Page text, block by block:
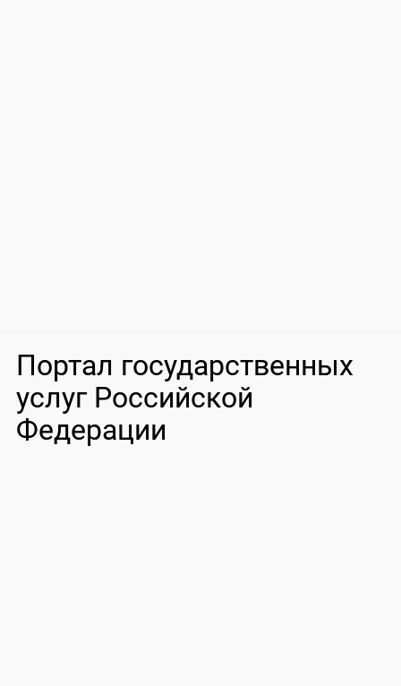
Портал государственных
услуг Российской
Федерации